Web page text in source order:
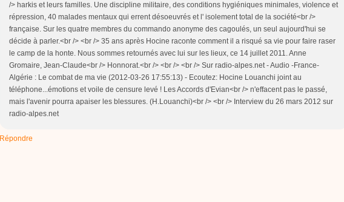
/> harkis et leurs familles. Une discipline militaire, des conditions hygiéniques minimales, violence et
répression, 40 malades mentaux qui errent désoeuvrés et l' isolement total de la société<br />
française. Sur les quatre membres du commando anonyme des cagoulés, un seul aujourd'hui se
décide à parler.<br /> <br /> 35 ans après Hocine raconte comment il a risqué sa vie pour faire raser
le camp de la honte. Nous sommes retournés avec lui sur les lieux, ce 14 juillet 2011. Anne
Gromaire, Jean-Claude<br /> Honnorat.<br /> <br /> <br /> Sur radio-alpes.net - Audio -France-
Algérie : Le combat de ma vie (2012-03-26 17:55:13) - Ecoutez: Hocine Louanchi joint au
téléphone...émotions et voile de censure levé ! Les Accords d'Evian<br /> n'effacent pas le passé,
mais l'avenir pourra apaiser les blessures. (H.Louanchi)<br /> <br /> Interview du 26 mars 2012 sur
radio-alpes.net
Répondre